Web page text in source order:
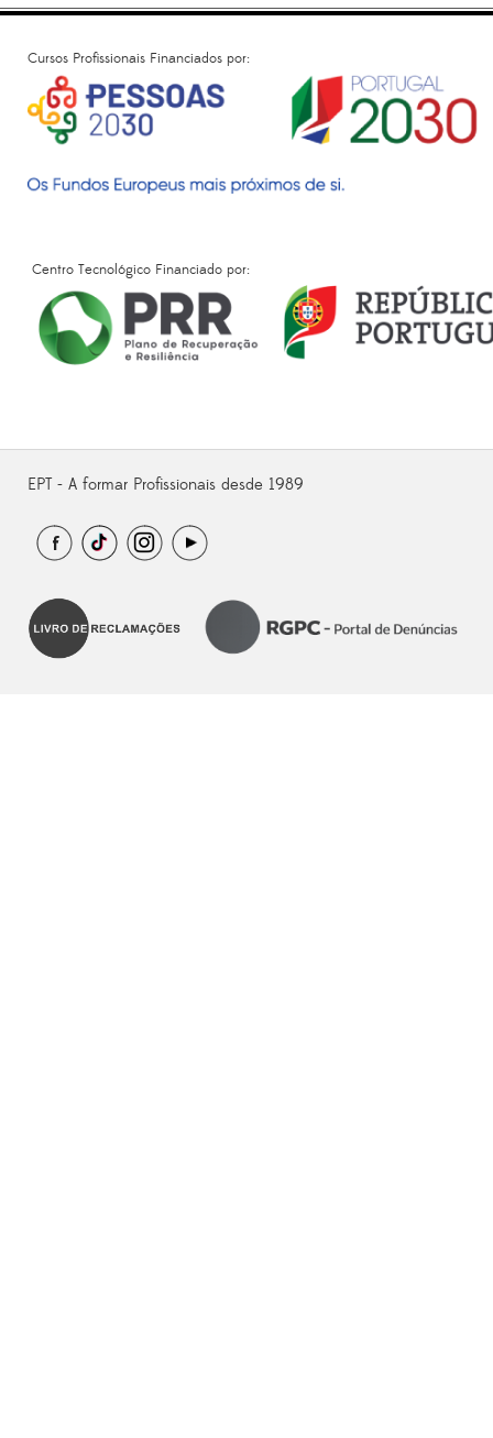
Cursos Profissionais Financiados por:
Centro Tecnológico Financiado por:
EPT - A formar Profissionais desde 1989